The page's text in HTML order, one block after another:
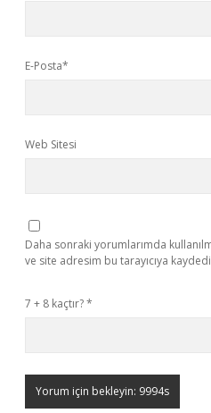
E-Posta*
Web Sitesi
Daha sonraki yorumlarımda
ve site adresim bu tarayıcıya
7 + 8 kaçtır?*